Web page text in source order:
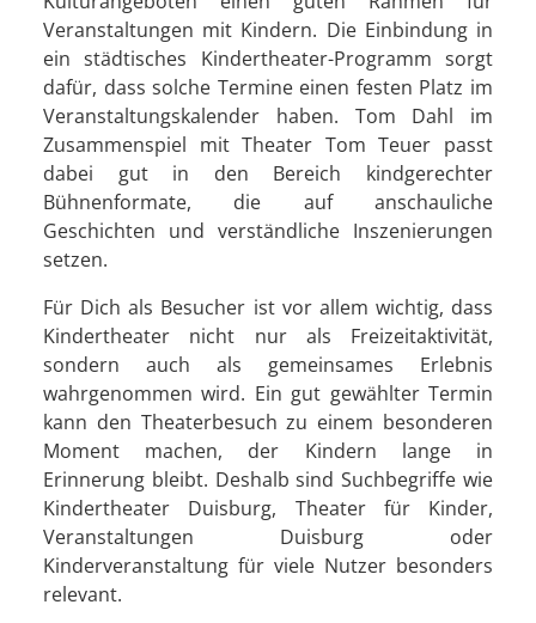
Veranstaltungen mit Kindern. Die Einbindung in
ein städtisches Kindertheater-Programm sorgt
dafür, dass solche Termine einen festen Platz im
Veranstaltungskalender haben. Tom Dahl im
Zusammenspiel mit Theater Tom Teuer passt
dabei gut in den Bereich kindgerechter
Bühnenformate, die auf anschauliche
Geschichten und verständliche Inszenierungen
setzen.
Für Dich als Besucher ist vor allem wichtig, dass
Kindertheater nicht nur als Freizeitaktivität,
sondern auch als gemeinsames Erlebnis
wahrgenommen wird. Ein gut gewählter Termin
kann den Theaterbesuch zu einem besonderen
Moment machen, der Kindern lange in
Erinnerung bleibt. Deshalb sind Suchbegriffe wie
Kindertheater Duisburg, Theater für Kinder,
Veranstaltungen Duisburg oder
Kinderveranstaltung für viele Nutzer besonders
relevant.